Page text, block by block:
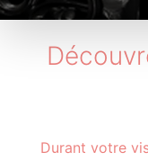
Durant votre